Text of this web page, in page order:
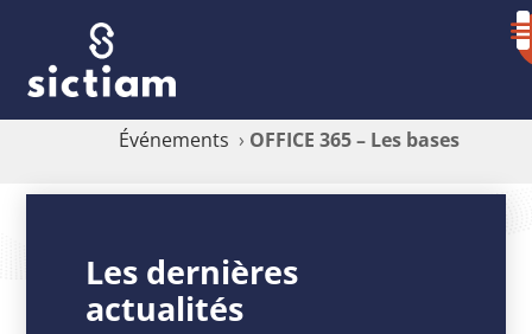
Événements › OFFICE 365 – Les bases
365Les dernières
actualités